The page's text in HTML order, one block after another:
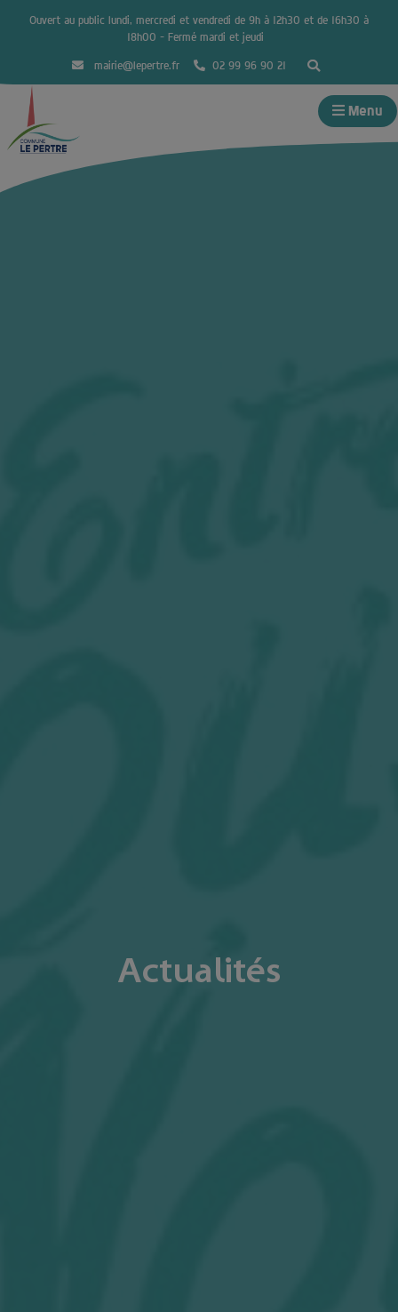
Ouvert au public lundi, mercredi et vendredi de 9h à 12h30 et de 16h30 à
18h00 – Fermé mardi et jeudi
mairie@lepertre.fr 02 99 96 90 21
Menu
Actualités